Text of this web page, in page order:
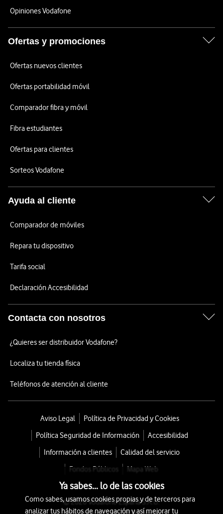
Opiniones Vodafone
Ofertas y promociones
Ofertas nuevos clientes
Ofertas portabilidad móvil
Comparador fibra y móvil
Fibra estudiantes
Ofertas para clientes
Sorteos Vodafone
Ayuda al cliente
Comparador de móviles
Repara tu dispositivo
Tarifa social
Declaración Accesibilidad
Contacta con nosotros
¿Quieres ser distribuidor Vodafone?
Localiza tu tienda física
Teléfonos de atención al cliente
Aviso Legal
Política de Privacidad y Cookies
Política Seguridad de Información
Accesibilidad
Información a clientes
Calidad del servicio
Fondos Públicos
Mapa Web
© 2026 Vodafone España S.A.U.
Ya sabes... lo de las cookies
Como sabes, usamos cookies propias y de terceros para
analizar tus hábitos de navegación y así mejorar tu